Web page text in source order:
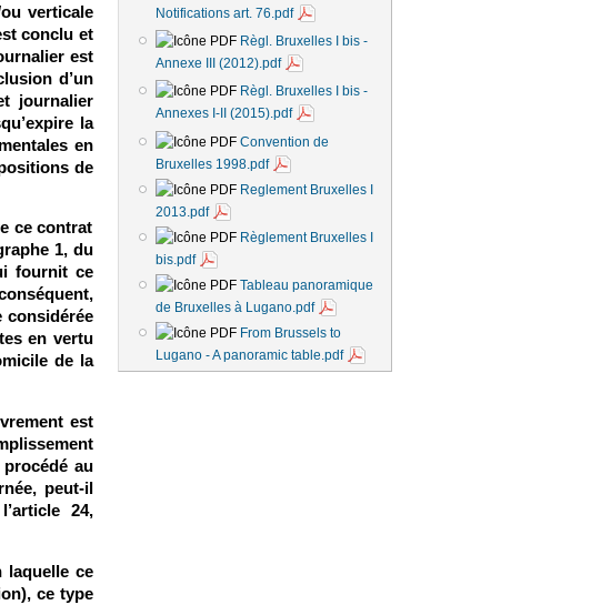
verticale
conclu et
est
d’un
journalier
la
en
de
ce contrat
1, du
fournit ce
considérée
en vertu
de la
est
au
peut-il
24,
laquelle ce
ce type
Notifications art. 76.pdf
Règl. Bruxelles I bis -
Annexe III (2012).pdf
Règl. Bruxelles I bis -
Annexes I-II (2015).pdf
Convention de
Bruxelles 1998.pdf
Reglement Bruxelles I
2013.pdf
Règlement Bruxelles I
bis.pdf
Tableau panoramique
de Bruxelles à Lugano.pdf
From Brussels to
Lugano - A panoramic table.pdf